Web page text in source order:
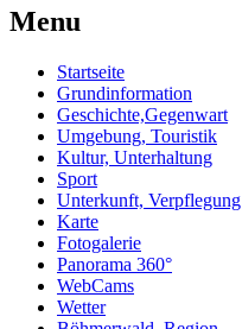
Menu
Startseite
Grundinformation
Geschichte,Gegenwart
Umgebung, Touristik
Kultur, Unterhaltung
Sport
Unterkunft, Verpflegung
Karte
Fotogalerie
Panorama 360°
WebCams
Wetter